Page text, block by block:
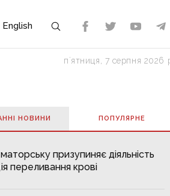
English
пʼятниця, 7 серпня 2026
НОВИНИ ПОПУЛЯРНE
призупиняє діяльність
переливання крові